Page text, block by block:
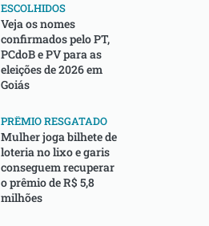
ESCOLHIDOS
Veja os nomes
confirmados pelo PT,
PCdoB e PV para as
eleições de 2026 em
Goiás
PRÊMIO RESGATADO
Mulher joga bilhete de
loteria no lixo e garis
conseguem recuperar
o prêmio de R$ 5,8
milhões